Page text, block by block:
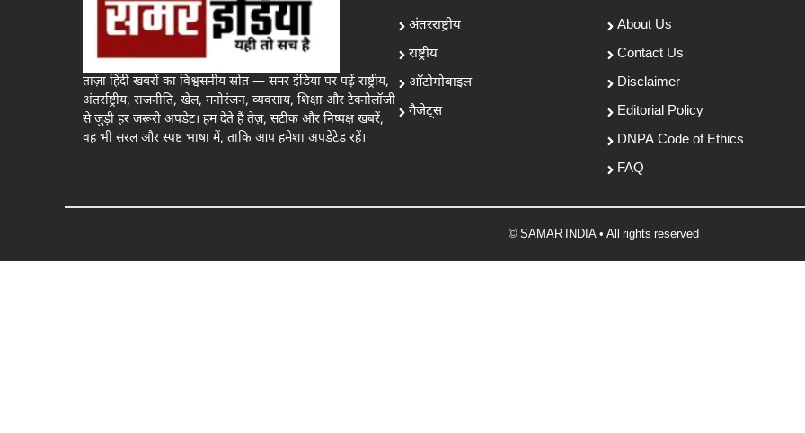
ताज़ा हिंदी खबरों का विश्वसनीय स्रोत — समर इंडिया पर पढ़ें राष्ट्रीय,
अंतर्राष्ट्रीय, राजनीति, खेल, मनोरंजन, व्यवसाय, शिक्षा और टेक्नोलॉजी
से जुड़ी हर जरूरी अपडेट। हम देते हैं तेज़, सटीक और निष्पक्ष खबरें,
वह भी सरल और स्पष्ट भाषा में, ताकि आप हमेशा अपडेटेड रहें।
अंतरराष्ट्रीय
राष्ट्रीय
ऑटोमोबाइल
गैजेट्स
About Us
Contact Us
Disclaimer
Editorial Policy
DNPA Code of Ethics
FAQ
© SAMAR INDIA • All rights reserved